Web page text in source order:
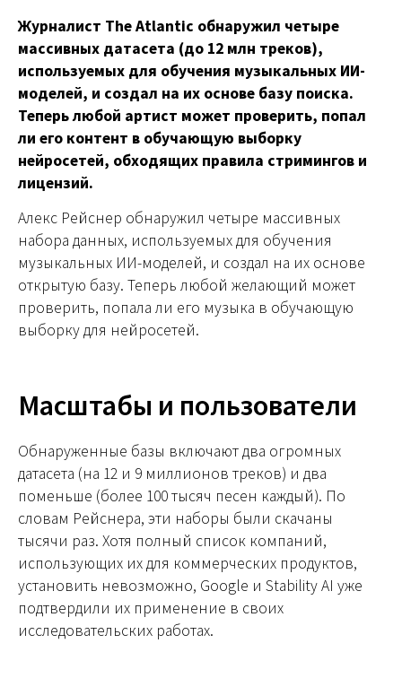
Журналист The Atlantic обнаружил четыре
массивных датасета (до 12 млн треков),
используемых для обучения музыкальных ИИ-
моделей, и создал на их основе базу поиска.
Теперь любой артист может проверить, попал
ли его контент в обучающую выборку
нейросетей, обходящих правила стримингов и
лицензий.
Алекс Рейснер обнаружил четыре массивных
набора данных, используемых для обучения
музыкальных ИИ-моделей, и создал на их основе
открытую базу. Теперь любой желающий может
проверить, попала ли его музыка в обучающую
выборку для нейросетей.
Масштабы и пользователи
Обнаруженные базы включают два огромных
датасета (на 12 и 9 миллионов треков) и два
поменьше (более 100 тысяч песен каждый). По
словам Рейснера, эти наборы были скачаны
тысячи раз. Хотя полный список компаний,
использующих их для коммерческих продуктов,
установить невозможно, Google и Stability AI уже
подтвердили их применение в своих
исследовательских работах.